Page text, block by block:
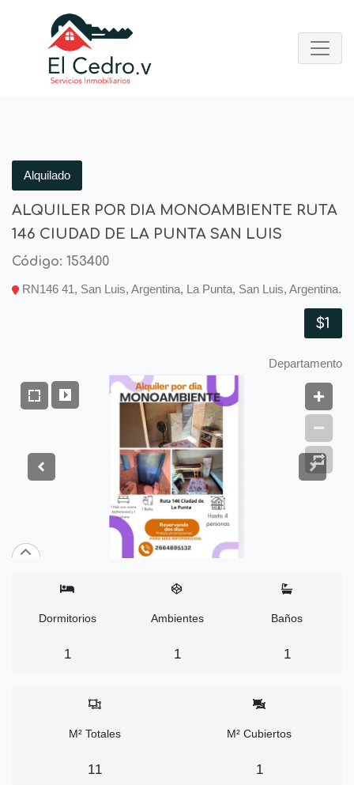
Alquilado
ALQUILER POR DIA MONOAMBIENTE RUTA
146 CIUDAD DE LA PUNTA SAN LUIS
Código: 153400
RN146 41, San Luis, Argentina, La Punta, San Luis, Argentina.
$1
Departamento
Dormitorios
1
Ambientes
1
Baños
1
M² Totales
11
M² Cubiertos
1